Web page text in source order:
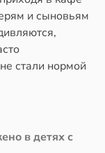
и сыновьям
стали нормой
в детях с